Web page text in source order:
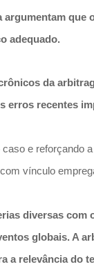
adequado.
da
recentes
e
vínculo
diversas
globais. A
relevância do